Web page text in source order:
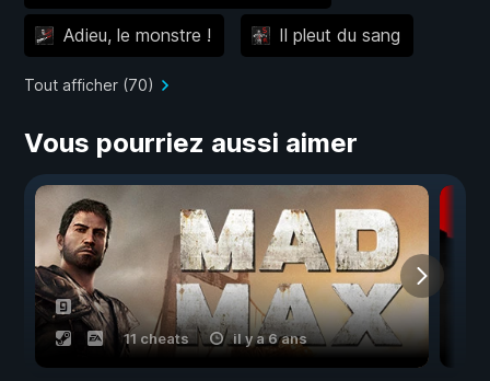
Adieu, le monstre ! Il pleut du sang
Tout afficher (70)
Vous pourriez aussi aimer
11 cheats il y a 6 ans